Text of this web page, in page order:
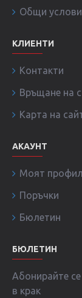
Общи
КЛИЕНТИ
Контакти
Връщане на
Карта на
АКАУНТ
Моят профил
Поръчки
Бюлетин
БЮЛЕТИН
Абонирайте
в крак